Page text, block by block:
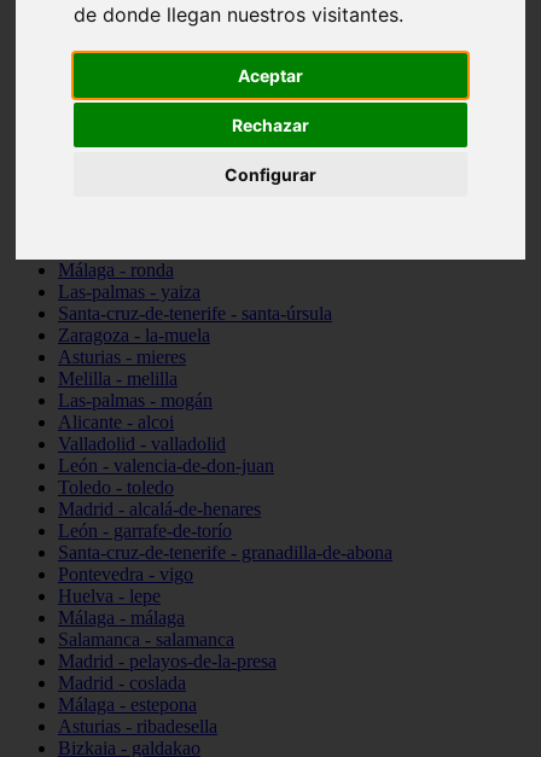
de donde llegan nuestros visitantes.
Aceptar
Rechazar
Configurar
Zaragoza - zaragoza
Barcelona - barcelona
Valencia - valencia
Toledo - seseña
Cantabria - val-de-san-vicente
Málaga - ronda
Las-palmas - yaiza
Santa-cruz-de-tenerife - santa-úrsula
Zaragoza - la-muela
Asturias - mieres
Melilla - melilla
Las-palmas - mogán
Alicante - alcoi
Valladolid - valladolid
León - valencia-de-don-juan
Toledo - toledo
Madrid - alcalá-de-henares
León - garrafe-de-torío
Santa-cruz-de-tenerife - granadilla-de-abona
Pontevedra - vigo
Huelva - lepe
Málaga - málaga
Salamanca - salamanca
Madrid - pelayos-de-la-presa
Madrid - coslada
Málaga - estepona
Asturias - ribadesella
Bizkaia - galdakao